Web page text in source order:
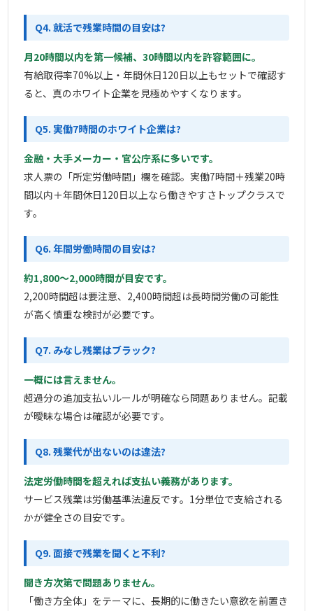
Q4. 就活で残業時間の目安は?
月20時間以内を第一候補、30時間以内を許容範囲に。
有給取得率70%以上・年間休日120日以上もセットで確認す
ると、真のホワイト企業を見極めやすくなります。
Q5. 実働7時間のホワイト企業は?
金融・大手メーカー・官公庁系に多いです。
求人票の「所定労働時間」欄を確認。実働7時間＋残業20時
間以内＋年間休日120日以上なら働きやすさトップクラスで
す。
Q6. 年間労働時間の目安は?
約1,800〜2,000時間が目安です。
2,200時間超は要注意、2,400時間超は長時間労働の可能性
が高く慎重な検討が必要です。
Q7. みなし残業はブラック?
一概には言えません。
超過分の追加支払いルールが明確なら問題ありません。記載
が曖昧な場合は確認が必要です。
Q8. 残業代が出ないのは違法?
法定労働時間を超えれば支払い義務があります。
サービス残業は労働基準法違反です。1分単位で支給される
かが健全さの目安です。
Q9. 面接で残業を聞くと不利?
聞き方次第で問題ありません。
「働き方全体」をテーマに、長期的に働きたい意欲を前置き